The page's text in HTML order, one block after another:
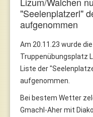
"Seelenplatzerl"
aufgenommen
Am 20.11.23 wurde
Truppenübungsplatz
Liste der
aufgenommen.
Bei bestem Wetter
Gmachl-Aher mit